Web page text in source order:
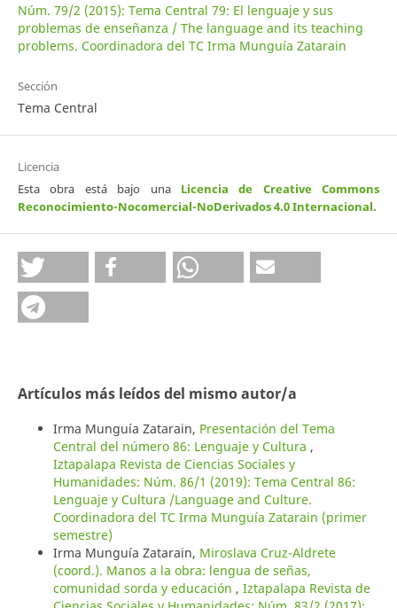
Núm. 79/2 (2015): Tema Central 79: El lenguaje y sus
problemas de enseñanza / The language and its teaching
problems. Coordinadora del TC Irma Munguía Zatarain
Sección
Tema Central
Licencia
Esta obra está bajo una Licencia de Creative Commons
Reconocimiento-Nocomercial-NoDerivados 4.0 Internacional.
Artículos más leídos del mismo autor/a
Irma Munguía Zatarain, Presentación del Tema
Central del número 86: Lenguaje y Cultura ,
Iztapalapa Revista de Ciencias Sociales y
Humanidades: Núm. 86/1 (2019): Tema Central 86:
Lenguaje y Cultura /Language and Culture.
Coordinadora del TC Irma Munguía Zatarain (primer
semestre)
Irma Munguía Zatarain, Miroslava Cruz-Aldrete
(coord.). Manos a la obra: lengua de señas,
comunidad sorda y educación , Iztapalapa Revista de